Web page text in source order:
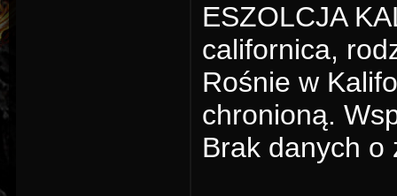
ESZOLCJA
californica,
Rośnie w
chronioną.
Brak danych o